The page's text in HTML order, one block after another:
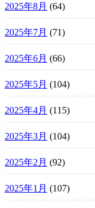
2025年8月 (64)
2025年7月 (71)
2025年6月 (66)
2025年5月 (104)
2025年4月 (115)
2025年3月 (104)
2025年2月 (92)
2025年1月 (107)